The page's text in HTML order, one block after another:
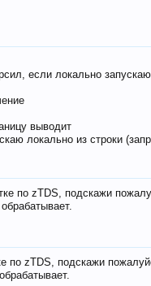
если локально
выводит
локально из строки
по zTDS, подскажи
по zTDS, подскажи